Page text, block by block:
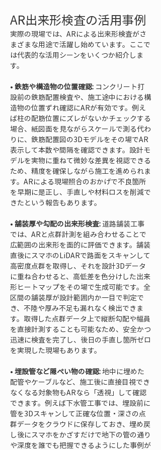
AR出来形検査の活用事例
実際の現場では、ARによる出来形検査がさ
まざまな用途で活躍し始めています。ここで
は代表的な活用シーンをいくつか紹介しま
す。
• 鉄筋や構造物の位置確認: コンクリート打
設前の鉄筋配置検査や、施工途中における構
造物の位置ずれ確認にARが有効です。例え
ば柱の配筋位置にズレがないかチェックする
場合、紙図面を見ながらスケールで測る代わ
りに、鉄筋配置図の3Dモデルをその場でAR
表示して本数や間隔を確認できます。設計モ
デルを実物に重ねて微妙な差異を視認できる
ため、精度を確保しながら施工を進められま
す。ARによる現場照合のおかげで不良箇所
を早期に是正し、手直しや材料ロスを削減で
• 舗装厚や勾配の出来形検査: 道路舗装工事
では、ARと点群計測を組み合わせることで
広範囲の出来形を面的に評価できます。舗装
直後にスマホのLiDARで路面をスキャンして
高密度点群を取得し、それを設計3Dデータ
に重ね合わせると、高低差を色分けした出来
形ヒートマップをその場で生成可能です。全
区間の舗装厚が設計範囲内か一目で判定で
き、不陸や厚み不足も漏れなく検出できま
す。取得した点群データ上で縦断勾配や幅員
を直接計測することも可能なため、安全かつ
迅速に検査を完了し、後日の手直し箇所ゼロ
• 埋設管など隠ぺい物の確認: 地中に埋めた
配管やケーブルなど、施工後に直接目視でき
なくなる対象物もARなら「透視」して確認
できます。例えば下水管工事では、埋設前に
管を3Dスキャンして正確な位置・深さの点
群データをクラウドに保存しておき、埋め戻
し後にスマホをかざすだけで地下の管の通り
や深度を誰でも把握できるようにした事例が